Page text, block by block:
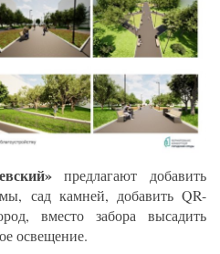
предлагают добавить
сад камней, добавить QR-
вместо забора высадить
освещение.